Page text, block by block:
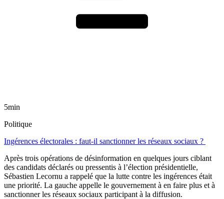
5min
Politique
Ingérences électorales : faut-il sanctionner les réseaux sociaux ?
Après trois opérations de désinformation en quelques jours ciblant
des candidats déclarés ou pressentis à l’élection présidentielle,
Sébastien Lecornu a rappelé que la lutte contre les ingérences était
une priorité. La gauche appelle le gouvernement à en faire plus et à
sanctionner les réseaux sociaux participant à la diffusion.